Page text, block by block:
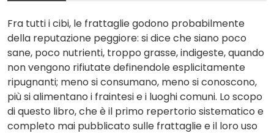
Fra tutti i cibi, le frattaglie godono probabilmente
della reputazione peggiore: si dice che siano poco
sane, poco nutrienti, troppo grasse, indigeste, quando
non vengono rifiutate definendole esplicitamente
ripugnanti; meno si consumano, meno si conoscono,
più si alimentano i fraintesi e i luoghi comuni. Lo scopo
di questo libro, che è il primo repertorio sistematico e
completo mai pubblicato sulle frattaglie e il loro uso